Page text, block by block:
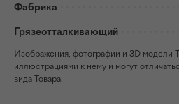
Фабрика
Грязеотталкивающий
Изображения, фотографии и 3D модели
иллюстрациями к нему и могут
вида Товара.